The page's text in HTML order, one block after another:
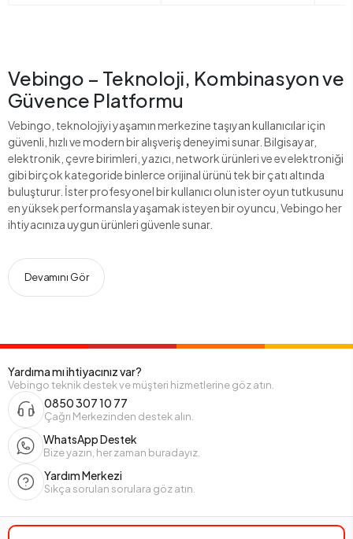
Vebingo – Teknoloji, Kombinasyon ve
Güvence Platformu
Vebingo, teknolojiyi yaşamın merkezine taşıyan kullanıcılar için
güvenli, hızlı ve modern bir alışveriş deneyimi sunar. Bilgisayar,
elektronik, çevre birimleri, yazıcı, network ürünleri ve ev elektroniği
gibi birçok kategoride binlerce orijinal ürünü tek bir çatı altında
buluşturur. İster profesyonel bir kullanıcı olun ister oyun tutkusunu
en yüksek performansla yaşamak isteyen bir oyuncu, Vebingo her
ihtiyacınıza uygun ürünleri güvenle sunar.
Devamını Gör
Yardıma mı ihtiyacınız var?
Vebingo teknik destek ve müşteri hizmetlerine göz atın.
0850 307 10 77
Çağrı Merkezinden destek alın.
WhatsApp Destek
Bize yazın, her zaman buradayız.
Yardım Merkezi
Sıkça sorulan sorulara göz atın.